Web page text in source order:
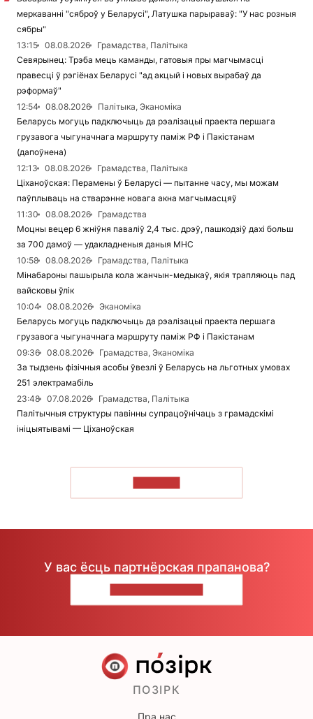
меркаванні "сяброў у Беларусі", Латушка парыраваў: "У нас розныя
сябры"
13:15
08.08.2026
Грамадства, Палітыка
Севярынец: Трэба мець каманды, гатовыя пры магчымасці
правесці ў рэгіёнах Беларусі "ад акцый і новых вырабаў да
рэформаў"
12:54
08.08.2026
Палітыка, Эканоміка
Беларусь могуць падключыць да рэалізацыі праекта першага
грузавога чыгуначнага маршруту паміж РФ і Пакістанам
(дапоўнена)
12:13
08.08.2026
Грамадства, Палітыка
Ціханоўская: Перамены ў Беларусі — пытанне часу, мы можам
паўплываць на стварэнне новага акна магчымасцяў
11:30
08.08.2026
Грамадства
Моцны вецер 6 жніўня паваліў 2,4 тыс. дрэў, пашкодзіў дахі больш
за 700 дамоў — удакладненыя даныя МНС
10:58
08.08.2026
Грамадства, Палітыка
Мінабароны пашырыла кола жанчын-медыкаў, якія трапляюць пад
вайсковы ўлік
10:04
08.08.2026
Эканоміка
Беларусь могуць падключыць да рэалізацыі праекта першага
грузавога чыгуначнага маршруту паміж РФ і Пакістанам
09:36
08.08.2026
Грамадства, Эканоміка
За тыдзень фізічныя асобы ўвезлі ў Беларусь на льготных умовах
251 электрамабіль
23:48
07.08.2026
Грамадства, Палітыка
Палітычныя структуры павінны супрацоўнічаць з грамадскімі
ініцыятывамі — Ціханоўская
У вас ёсць партнёрская прапанова?
ПОЗІРК
Пра нас